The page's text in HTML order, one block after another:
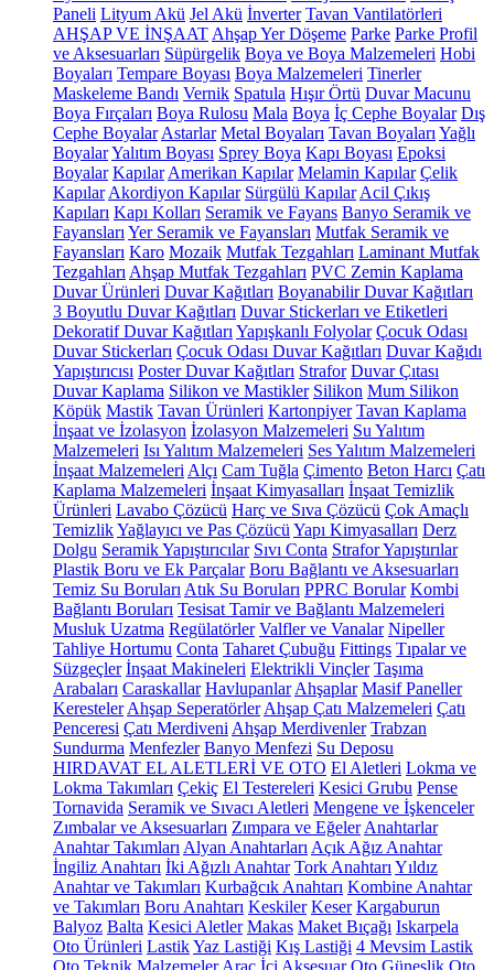
Paneli Lityum Akü Jel Akü İnverter Tavan Vantilatörleri
AHŞAP VE İNŞAAT Ahşap Yer Döşeme Parke Parke Profil
ve Aksesuarları Süpürgelik Boya ve Boya Malzemeleri Hobi
Boyaları Tempare Boyası Boya Malzemeleri Tinerler
Maskeleme Bandı Vernik Spatula Hışır Örtü Duvar Macunu
Boya Fırçaları Boya Rulosu Mala Boya İç Cephe Boyalar Dış
Cephe Boyalar Astarlar Metal Boyaları Tavan Boyaları Yağlı
BoyalarYalıtım Boyası Sprey Boya Kapı Boyası Epoksi
Boyalar Kapılar Amerikan Kapılar Melamin Kapılar Çelik
Kapılar Akordiyon Kapılar Sürgülü Kapılar Acil Çıkış
Kapıları Kapı Kolları Seramik ve Fayans Banyo Seramik ve
Fayansları Yer Seramik ve Fayansları Mutfak Seramik ve
Fayansları Karo Mozaik Mutfak Tezgahları Laminant Mutfak
Tezgahları Ahşap Mutfak Tezgahları PVC Zemin Kaplama
Duvar Ürünleri Duvar Kağıtları Boyanabilir Duvar Kağıtları
3 Boyutlu Duvar Kağıtları Duvar Stickerları ve Etiketleri
Dekoratif Duvar Kağıtları Yapışkanlı Folyolar Çocuk Odası
Duvar Stickerları Çocuk Odası Duvar Kağıtları Duvar Kağıdı
Yapıştırıcısı Poster Duvar Kağıtları Strafor Duvar Çıtası
Duvar Kaplama Silikon ve Mastikler Silikon Mum Silikon
Köpük Mastik Tavan Ürünleri Kartonpiyer Tavan Kaplama
İnşaat ve İzolasyon İzolasyon Malzemeleri Su Yalıtım
Malzemeleri Isı Yalıtım Malzemeleri Ses Yalıtım Malzemeleri
İnşaat Malzemeleri Alçı Cam Tuğla Çimento Beton Harcı Çatı
Kaplama Malzemeleri İnşaat Kimyasalları İnşaat Temizlik
Ürünleri Lavabo Çözücü Harç ve Sıva Çözücü Çok Amaçlı
TemizlikYağlayıcı ve Pas Çözücü Yapı Kimyasalları Derz
Dolgu Seramik Yapıştırıcılar Sıvı Conta Strafor Yapıştırılar
Plastik Boru ve Ek Parçalar Boru Bağlantı ve Aksesuarları
Temiz Su Boruları Atık Su Boruları PPRC Borular Kombi
Bağlantı Boruları Tesisat Tamir ve Bağlantı Malzemeleri
Musluk Uzatma Regülatörler Valfler ve Vanalar Nipeller
Tahliye Hortumu Conta Taharet Çubuğu Fittings Tıpalar ve
Süzgeçler İnşaat Makineleri Elektrikli Vinçler Taşıma
Arabaları Caraskallar Havlupanlar Ahşaplar Masif Paneller
Keresteler Ahşap Seperatörler Ahşap Çatı Malzemeleri Çatı
Penceresi Çatı Merdiveni Ahşap Merdivenler Trabzan
Sundurma Menfezler Banyo Menfezi Su Deposu
HIRDAVAT EL ALETLERİ VE OTO El Aletleri Lokma ve
Lokma Takımları Çekiç El Testereleri Kesici Grubu Pense
Tornavida Seramik ve Sıvacı Aletleri Mengene ve İşkenceler
Zımbalar ve Aksesuarları Zımpara ve Eğeler Anahtarlar
Anahtar Takımları Alyan Anahtarları Açık Ağız Anahtar
İngiliz Anahtarı İki Ağızlı Anahtar Tork Anahtarı Yıldız
Anahtar ve Takımları Kurbağcık Anahtarı Kombine Anahtar
ve Takımları Boru Anahtarı Keskiler Keser Kargaburun
Balyoz Balta Kesici Aletler Makas Maket Bıçağı Iskarpela
Oto Ürünleri LastikYaz Lastiği Kış Lastiği 4 Mevsim Lastik
Oto Teknik Malzemeler Araç İçi Aksesuar Oto Güneşlik Oto